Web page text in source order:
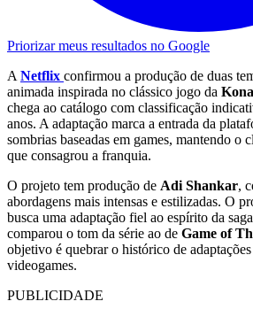
Priorizar meus resultados no Google
A Netflix confirmou a produção de duas
animada inspirada no clássico jogo da
chega ao catálogo com classificação
anos. A adaptação marca a entrada da
sombrias baseadas em games, mantendo o
que consagrou a franquia.
O projeto tem produção de Adi Shankar,
abordagens mais intensas e estilizadas. O
busca uma adaptação fiel ao espírito da
comparou o tom da série ao de Game of
objetivo é quebrar o histórico de
videogames.
PUBLICIDADE